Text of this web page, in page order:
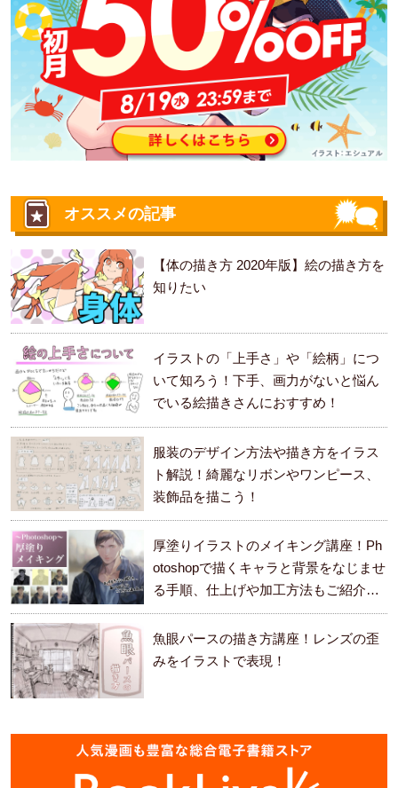
オススメの記事
【体の描き方 2020年版】絵の描き方を
知りたい
イラストの「上手さ」や「絵柄」につ
いて知ろう！下手、画力がないと悩ん
でいる絵描きさんにおすすめ！
服装のデザイン方法や描き方をイラス
ト解説！綺麗なリボンやワンピース、
装飾品を描こう！
厚塗りイラストのメイキング講座！Ph
otoshopで描くキャラと背景をなじませ
る手順、仕上げや加工方法もご紹介し
ます。
魚眼パースの描き方講座！レンズの歪
みをイラストで表現！